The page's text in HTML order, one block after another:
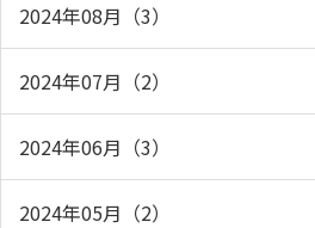
2024年08月（3）
2024年07月（2）
2024年06月（3）
2024年05月（2）